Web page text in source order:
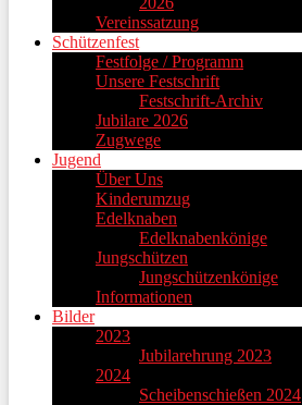
Vereinssatzung
Schützenfest
Festfolge / Programm
Unsere Festschrift
Festschrift-Archiv
Jubilare 2026
Zugwege
Jugend
Über Uns
Kinderumzug
Edelknaben
Edelknabenkönige
Jungschützen
Jungschützenkönige
Informationen
Bilder
2023
Jubilarehrung 2023
2024
Scheibenschießen 2024